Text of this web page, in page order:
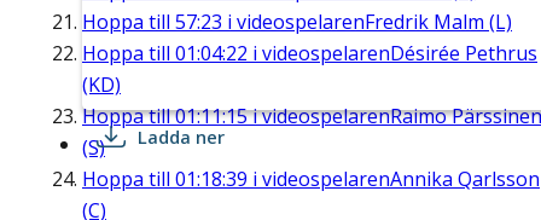
Hoppa till 57:23 i videospelarenFredrik Malm (L)
Hoppa till 01:04:22 i videospelarenDésirée Pethrus
(KD)
Hoppa till01:11:15i videospelarenRaimo Pärssinen
(S)
Hoppa till 01:18:39 i videospelarenAnnika Qarlsson
(C)
Ladda ner